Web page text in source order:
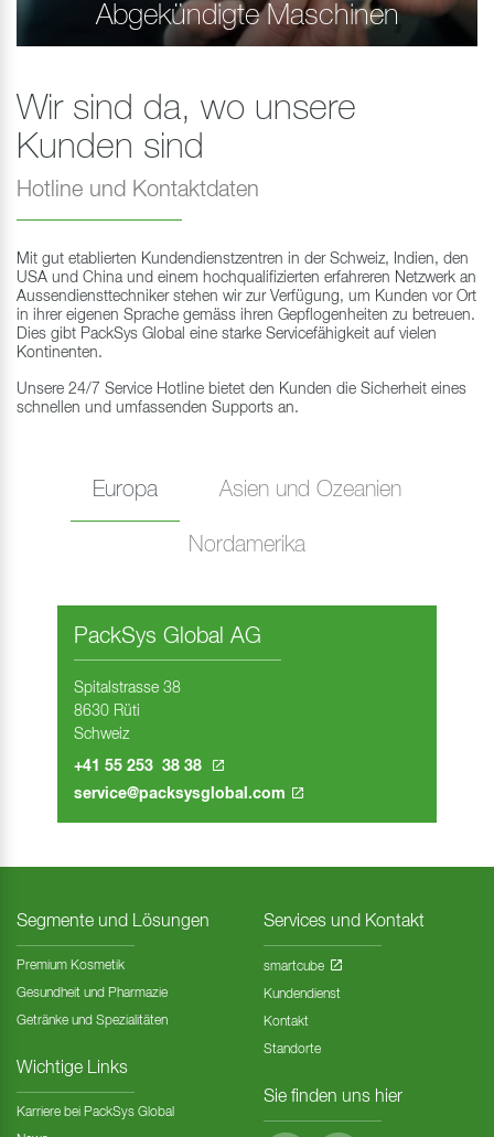
Abgekündigte Maschinen
Wir sind da, wo unsere
Kunden sind
Hotline und Kontaktdaten
Mit gut etablierten Kundendienstzentren in der Schweiz, Indien, den
USA und China und einem hochqualifizierten erfahreren Netzwerk an
Aussendiensttechniker stehen wir zur Verfügung, um Kunden vor Ort
in ihrer eigenen Sprache gemäss ihren Gepflogenheiten zu betreuen.
Dies gibt PackSys Global eine starke Servicefähigkeit auf vielen
Kontinenten.
Unsere 24/7 Service Hotline bietet den Kunden die Sicherheit eines
schnellen und umfassenden Supports an.
Europa Asien und Ozeanien
Nordamerika
PackSys Global AG
Spitalstrasse 38
8630 Rüti
Schweiz
+41 55 253 38 38
service@packsysglobal.com
Segmente und Lösungen
Premium Kosmetik
Gesundheit und Pharmazie
Getränke und Spezialitäten
Wichtige Links
Karriere bei PackSys Global
Services und Kontakt
smartcube
Kundendienst
Kontakt
Standorte
Sie finden uns hier